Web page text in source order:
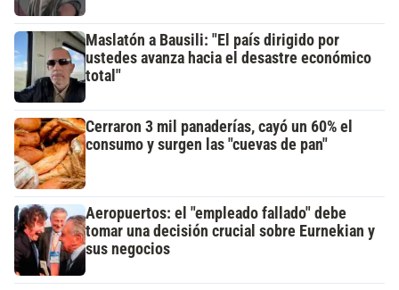
Maslatón a Bausili: "El país dirigido por
ustedes avanza hacia el desastre económico
total"
Cerraron 3 mil panaderías, cayó un 60% el
consumo y surgen las "cuevas de pan"
Aeropuertos: el "empleado fallado" debe
tomar una decisión crucial sobre Eurnekian y
sus negocios